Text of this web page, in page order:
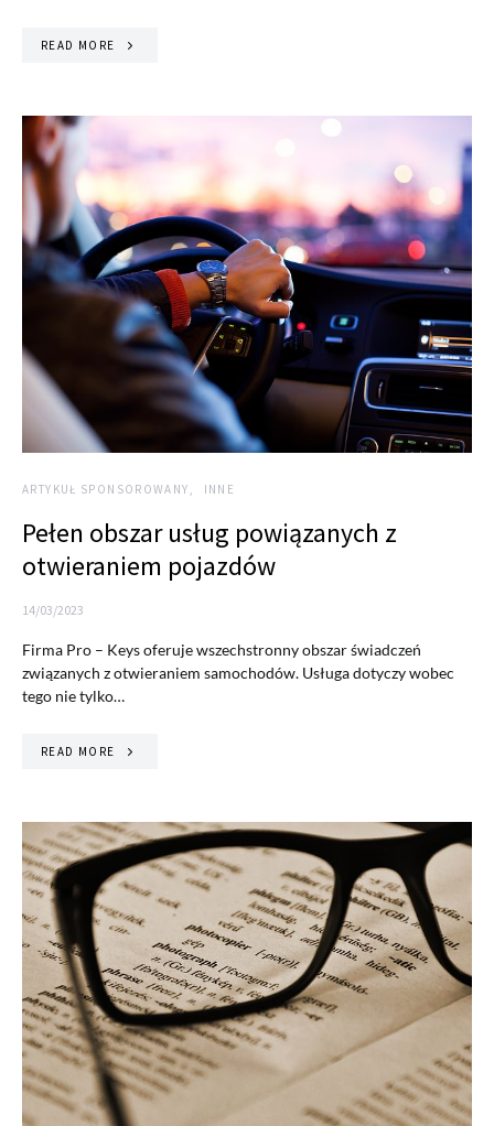
READ MORE
ARTYKUŁ SPONSOROWANY INNE
Pełen obszar usług powiązanych z
otwieraniem pojazdów
14/03/2023
Firma Pro – Keys oferuje wszechstronny obszar świadczeń
związanych z otwieraniem samochodów. Usługa dotyczy wobec
tego nie tylko…
READ MORE